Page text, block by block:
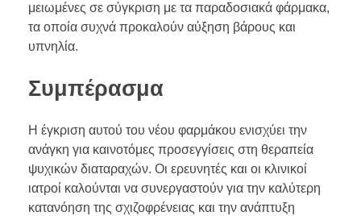
μειωμένες σε σύγκριση με τα παραδοσιακά φάρμακα,
τα οποία συχνά προκαλούν αύξηση βάρους και
υπνηλία.
Συμπέρασμα
Η έγκριση αυτού του νέου φαρμάκου ενισχύει την
ανάγκη για καινοτόμες προσεγγίσεις στη θεραπεία
ψυχικών διαταραχών. Οι ερευνητές και οι κλινικοί
ιατροί καλούνται να συνεργαστούν για την καλύτερη
κατανόηση της σχιζοφρένειας και την ανάπτυξη